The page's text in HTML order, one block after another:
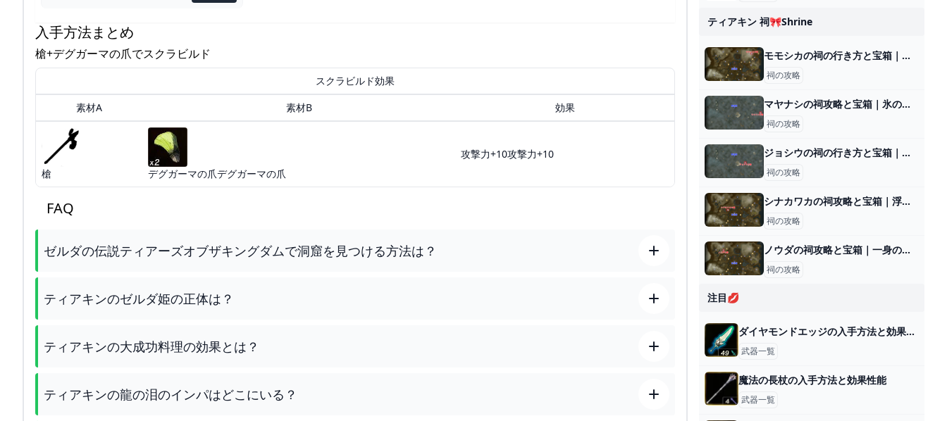
入手方法まとめ
槍+デグガーマの爪でスクラビルド
スクラビルド効果
素材A
素材B 効果
槍 デグガーマの爪デグガーマの爪
攻撃力+10攻撃力+10
FAQ
ゼルダの伝説ティアーズオブザキングダムで洞窟を見つける方法は？
ティアキンのゼルダ姫の正体は？
ティアキンの大成功料理の効果とは？
ティアキンの龍の泪のインパはどこにいる？
ティアキン 祠🎀shrine
モモシカの祠の行き方と宝箱｜ラウルの祝福
祠の攻略
マヤナシの祠攻略と宝箱｜氷の導き
祠の攻略
ジョシウの祠の行き方と宝箱｜ラウルの祝福
祠の攻略
シナカワカの祠攻略と宝箱｜浮き上がるもの
祠の攻略
ノウダの祠攻略と宝箱｜一身の戦い 中等
祠の攻略
注目💋
ダイヤモンドエッジの入手方法と効果性能
武器一覧
魔法の長杖の入手方法と効果性能
武器一覧